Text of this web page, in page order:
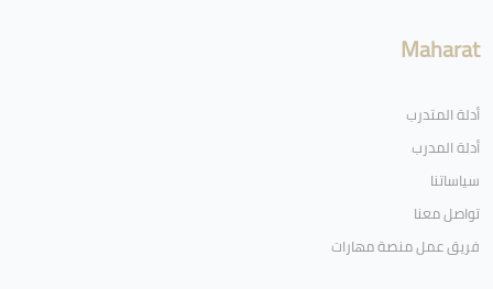
Maharat
أدلة المتدرب
أدلة المدرب
سياساتنا
تواصل معنا
فريق عمل منصة مهارات